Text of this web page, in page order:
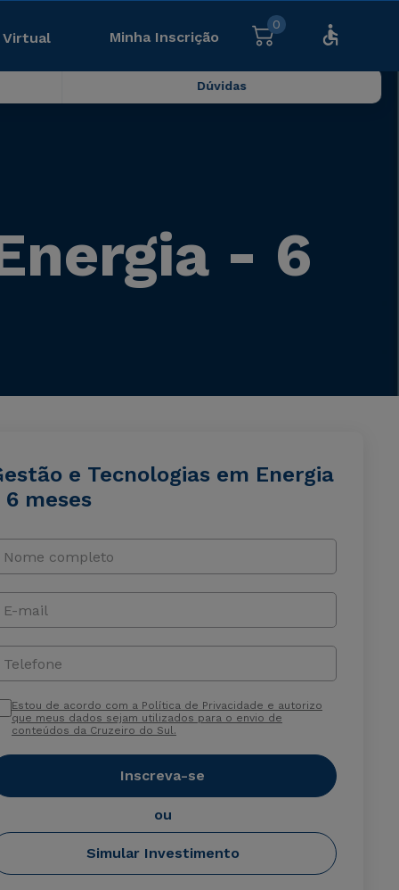
Virtual Minha Inscrição
0
Dúvidas
- 6
e Tecnologias em Energia
meses
Nome completo
E-mail
Telefone
Estou de acordo com a Política de Privacidade e autorizo
que meus dados sejam utilizados para o envio de
conteúdos da Cruzeiro do Sul.
Inscreva-se
ou
Simular Investimento